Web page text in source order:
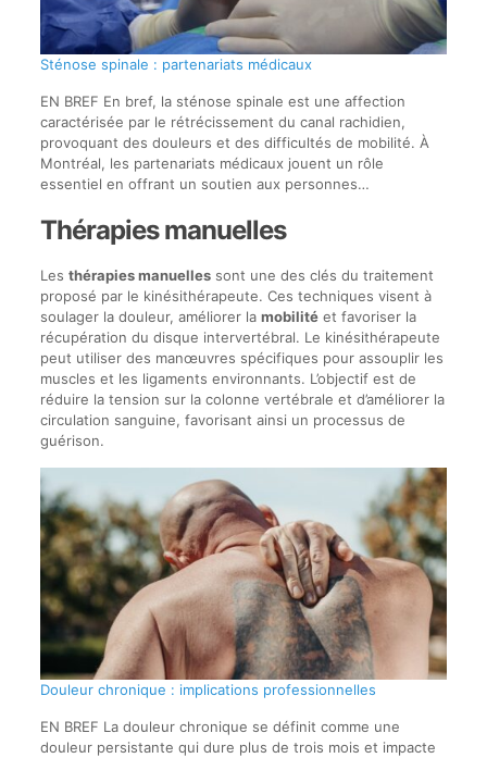
Sténose spinale : partenariats médicaux
EN BREF En bref, la sténose spinale est une affection
caractérisée par le rétrécissement du canal rachidien,
provoquant des douleurs et des difficultés de mobilité. À
Montréal, les partenariats médicaux jouent un rôle
essentiel en offrant un soutien aux personnes…
Thérapies manuelles
Les thérapies manuellessont une des clés du traitement
proposé par le kinésithérapeute. Ces techniques visent à
soulager la douleur, améliorer la mobilitéet favoriser la
récupération du disque intervertébral. Le kinésithérapeute
peut utiliser des manœuvres spécifiques pour assouplir les
muscles et les ligaments environnants. L’objectif est de
réduire la tension sur la colonne vertébrale et d’améliorer la
circulation sanguine, favorisant ainsi un processus de
guérison.
Douleur chronique : implications professionnelles
EN BREF La douleur chronique se définit comme une
douleur persistante qui dure plus de trois mois et impacte